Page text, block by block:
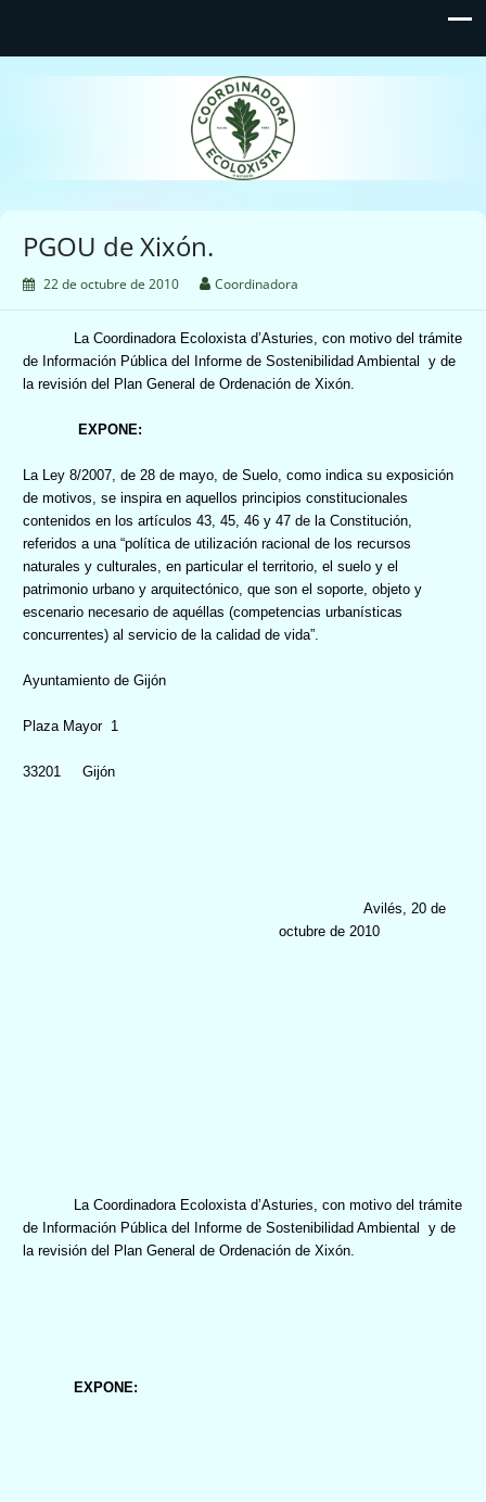
Coordinadora Ecoloxista
d'Asturies
PGOU de Xixón.
22 de octubre de 2010 Coordinadora
La Coordinadora Ecoloxista d’Asturies, con motivo del trámite
de Información Pública del Informe de Sostenibilidad Ambiental y de
la revisión del Plan General de Ordenación de Xixón.
EXPONE:
La Ley 8/2007, de 28 de mayo, de Suelo, como indica su exposición
de motivos, se inspira en aquellos principios constitucionales
contenidos en los artículos 43, 45, 46 y 47 de la Constitución,
referidos a una “política de utilización racional de los recursos
naturales y culturales, en particular el territorio, el suelo y el
patrimonio urbano y arquitectónico, que son el soporte, objeto y
escenario necesario de aquéllas (competencias urbanísticas
concurrentes) al servicio de la calidad de vida”.
Ayuntamiento de Gijón
Plaza Mayor 1
33201 Gijón
Avilés, 20 de
octubre de 2010
La Coordinadora Ecoloxista d’Asturies, con motivo del trámite
de Información Pública del Informe de Sostenibilidad Ambiental y de
la revisión del Plan General de Ordenación de Xixón.
EXPONE: